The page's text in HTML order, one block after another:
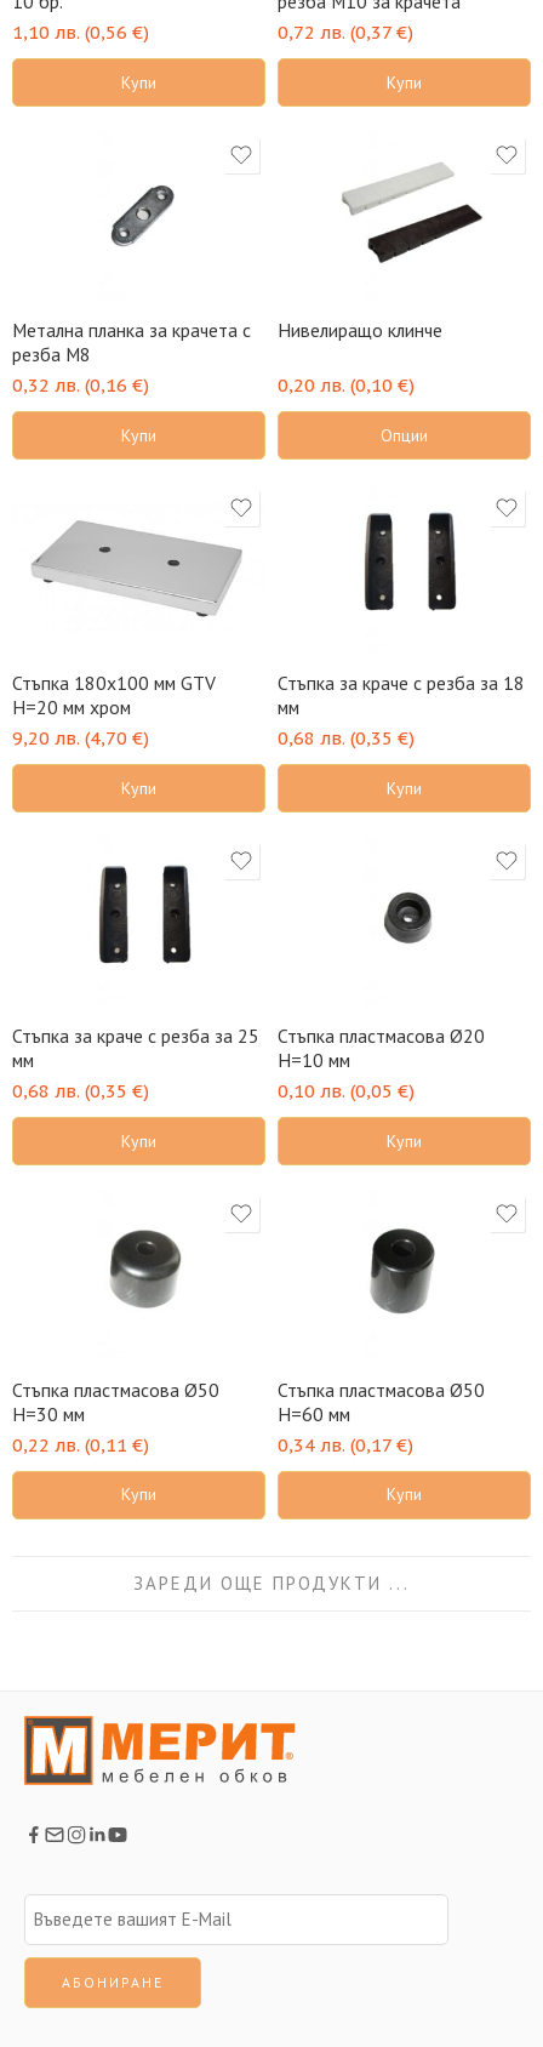
1,10 лв. (0,56 €)
Купи
0,72 лв. (0,37 €)
Купи
Метална планка за крачета с
резба М8
0,32 лв. (0,16 €)
Купи
Нивелиращо клинче
0,20 лв. (0,10 €)
Опции
Стъпка 180х100 мм GTV
H=20 мм хром
9,20 лв. (4,70 €)
Купи
Стъпка за краче с резба за 18
мм
0,68 лв. (0,35 €)
Купи
Стъпка за краче с резба за 25
мм
0,68 лв. (0,35 €)
Купи
Стъпка пластмасова Ø20
H=10 мм
0,10 лв. (0,05 €)
Купи
Стъпка пластмасова Ø50
H=30 мм
0,22 лв. (0,11 €)
Купи
Стъпка пластмасова Ø50
H=60 мм
0,34 лв. (0,17 €)
Купи
ЗАРЕДИ ОЩЕ ПРОДУКТИ ...